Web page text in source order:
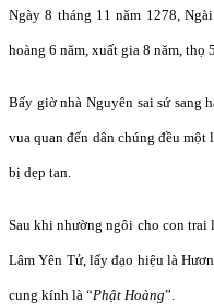
Ngày 8 tháng 11 năm 1278,
hoàng 6 năm, xuất gia 8 năm,
Bấy giờ nhà Nguyên sai sứ sang
vua quan đến dân chúng đều
bị dẹp tan.
Sau khi nhường ngôi cho con trai
Lâm Yên Tử, lấy đạo hiệu là
cung kính là “Phật Hoàng”.